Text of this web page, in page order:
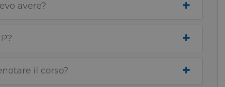
avere?
il corso?